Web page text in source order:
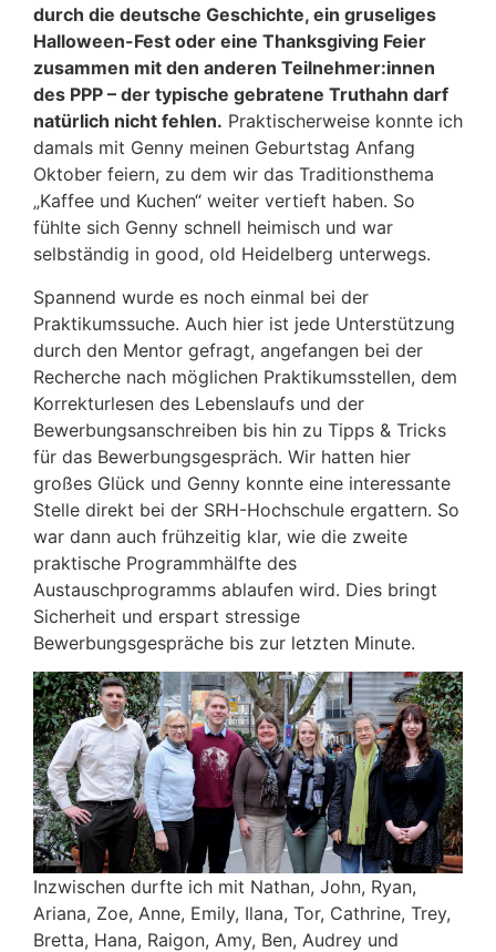
durch die deutsche Geschichte, ein gruseliges
Halloween-Fest oder eine Thanksgiving Feier
zusammen mit den anderen Teilnehmer:innen
des PPP – der typische gebratene Truthahn darf
natürlich nicht fehlen. Praktischerweise konnte ich
damals mit Genny meinen Geburtstag Anfang
Oktober feiern, zu dem wir das Traditionsthema
„Kaffee und Kuchen“ weiter vertieft haben. So
fühlte sich Genny schnell heimisch und war
selbständig in good, old Heidelberg unterwegs.
Spannend wurde es noch einmal bei der
Praktikumssuche. Auch hier ist jede Unterstützung
durch den Mentor gefragt, angefangen bei der
Recherche nach möglichen Praktikumsstellen, dem
Korrekturlesen des Lebenslaufs und der
Bewerbungsanschreiben bis hin zu Tipps & Tricks
für das Bewerbungsgespräch. Wir hatten hier
großes Glück und Genny konnte eine interessante
Stelle direkt bei der SRH-Hochschule ergattern. So
war dann auch frühzeitig klar, wie die zweite
praktische Programmhälfte des
Austauschprogramms ablaufen wird. Dies bringt
Sicherheit und erspart stressige
Bewerbungsgespräche bis zur letzten Minute.
Inzwischen durfte ich mit Nathan, John, Ryan,
Ariana, Zoe, Anne, Emily, Ilana, Tor, Cathrine, Trey,
Bretta, Hana, Raigon, Amy, Ben, Audrey und